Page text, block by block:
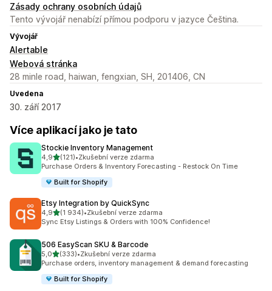
Zásady ochrany osobních údajů
Tento vývojář nenabízí přímou podporu v jazyce Čeština.
Vývojář
Alertable
Webová stránka
28 minle road, haiwan, fengxian, SH, 201406, CN
Uvedena
30. září 2017
Více aplikací jako je tato
Stockie Inventory Management
4,9z 5 hvězd
(121)
Celkový počet recenzí: 121
•Zkušební verze zdarma
Purchase Orders & Inventory Forecasting - Restock On Time
Built for Shopify
Etsy Integration by QuickSync
4,9z 5 hvězd
(1 934)
Celkový počet recenzí: 1934
•Zkušební verze zdarma
Sync Etsy Listings & Orders with 100% Confidence!
506 EasyScan SKU & Barcode
5,0z 5 hvězd
(333)
Celkový počet recenzí: 333
•Zkušební verze zdarma
Purchase orders, inventory management & demand forecasting
Built for Shopify